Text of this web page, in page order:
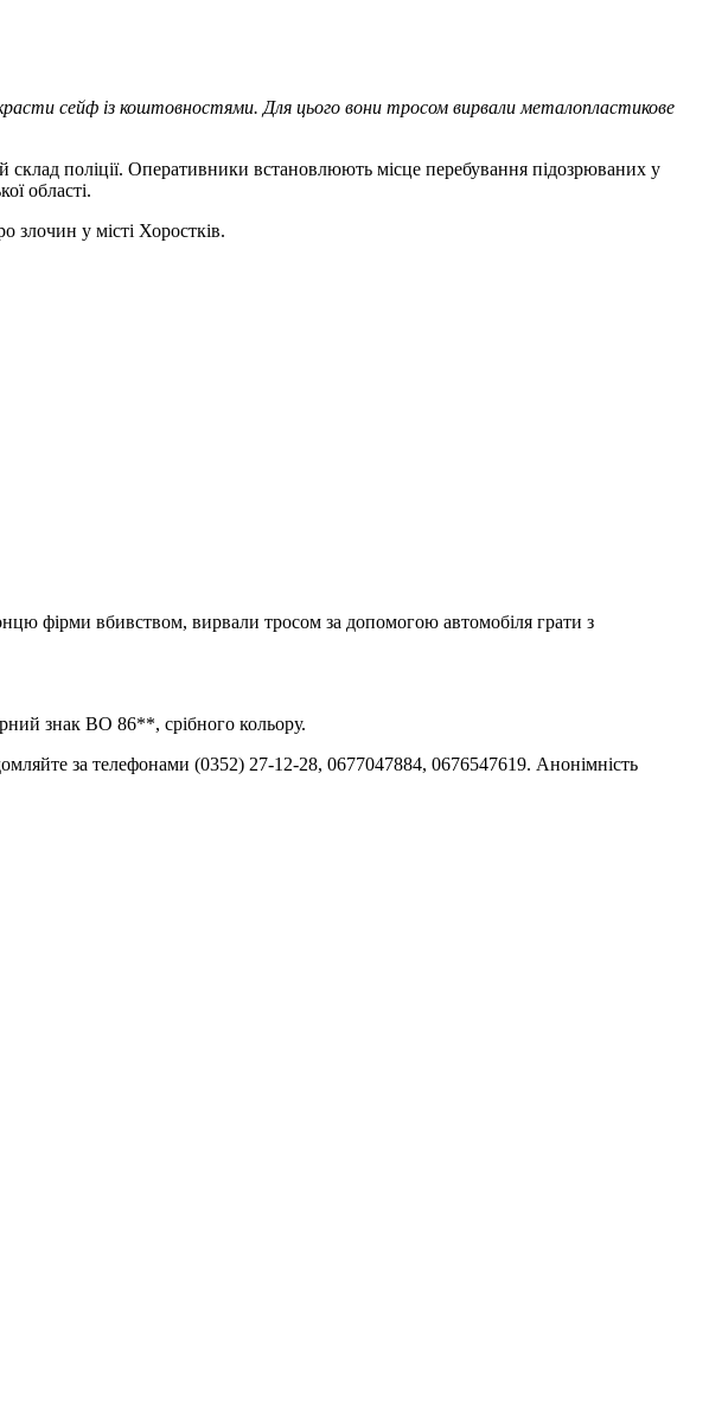
сейф із коштовностями. Для цього вони тросом вирвали металопластикове
склад поліції. Оперативники встановлюють місце перебування підозрюваних у
області.
злочин у місті Хоростків.
фірми вбивством, вирвали тросом за допомогою автомобіля грати з
знак ВО 86**, срібного кольору.
за телефонами (0352) 27-12-28, 0677047884, 0676547619. Анонімність